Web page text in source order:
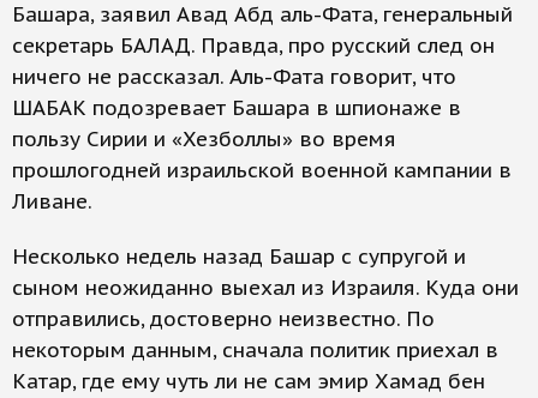
Башара, заявил Авад Абд аль-Фата, генеральный
секретарь БАЛАД. Правда, про русский след он
ничего не рассказал. Аль-Фата говорит, что
ШАБАК подозревает Башара в шпионаже в
пользу Сирии и «Хезболлы» во время
прошлогодней израильской военной кампании в
Ливане.
Несколько недель назад Башар с супругой и
сыном неожиданно выехал из Израиля. Куда они
отправились, достоверно неизвестно. По
некоторым данным, сначала политик приехал в
Катар, где ему чуть ли не сам эмир Хамад бен